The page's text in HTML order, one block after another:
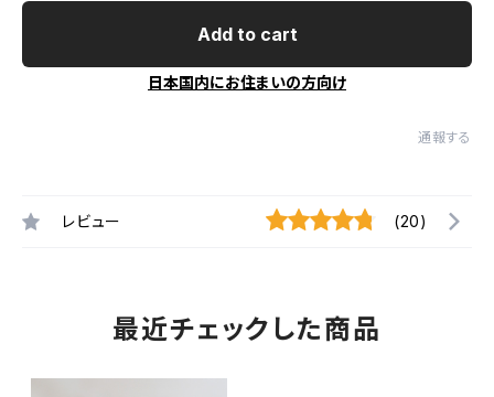
Add to cart
日本国内にお住まいの方向け
通報する
レビュー (20)
最近チェックした商品